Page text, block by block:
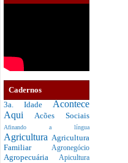
Cadernos
3a. Idade Acontece
Aqui Acões Sociais
Afinando a língua
Agricultura Agricultura
Familiar Agronegócio
Agropecuária Apicultura